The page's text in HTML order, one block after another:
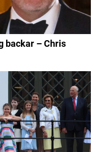
backar – Chris